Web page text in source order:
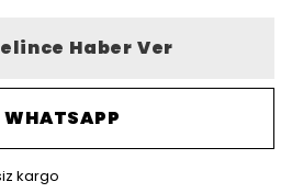
Haber Ver
WHATSAPP
kargo